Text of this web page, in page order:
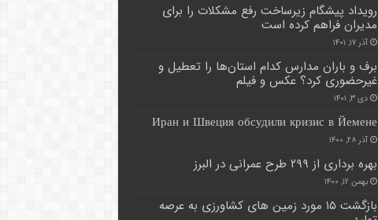
رویداد پیشگام زیرساخت رفع مشکلات را برای
مدیران فراهم کرده است
آذر ۱۷, ۱۴۰۱
برف و باران مدارس کدام استان‌ها را تعطیل و
غیرحضوری کرد؟ عکس و فیلم
دی ۳, ۱۴۰۱
Иран и Швеция обсудили кризис в Йемене
آذر ۲۸, ۱۴۰۰
بهره برداری از ۲۹۹ طرح عمرانی در البرز
بهمن ۱۲, ۱۴۰۰
بازگشت ۱۵ مورد زمین های کشاورزی به عرصه